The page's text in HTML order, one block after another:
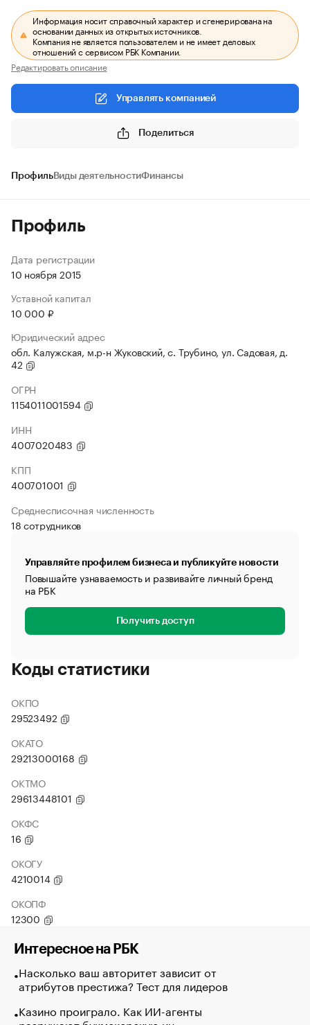
Информация носит справочный характер и сгенерирована на
основании данных из открытых источников.
Компания не является пользователем и не имеет деловых
отношений с сервисом РБК Компании.
Редактировать описание
Управлять компанией
Поделиться
ПрофильВиды деятельностиФинансы
Профиль
Дата регистрации
10 ноября 2015
Уставной капитал
10 000 ₽
Юридический адрес
обл. Калужская, м.р-н Жуковский, с. Трубино, ул. Садовая, д.
42
ОГРН
1154011001594
ИНН
4007020483
КПП
400701001
Среднесписочная численность
18 сотрудников
Управляйте профилем бизнеса и публикуйте новости
Повышайте узнаваемость и развивайте личный бренд
на РБК
Получить доступ
Коды статистики
ОКПО
29523492
ОКАТО
29213000168
ОКТМО
29613448101
ОКФС
16
ОКОГУ
4210014
ОКОПФ
12300
Интересное на РБК
Насколько ваш авторитет зависит от
атрибутов престижа? Тест для лидеров
Казино проиграло. Как ИИ-агенты